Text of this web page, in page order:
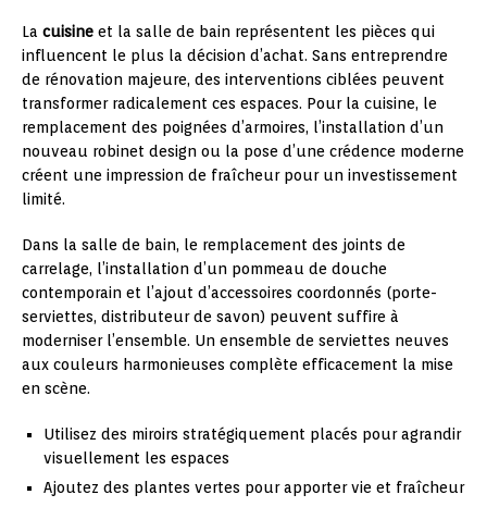
La cuisine et la salle de bain représentent les pièces qui
influencent le plus la décision d’achat. Sans entreprendre
de rénovation majeure, des interventions ciblées peuvent
transformer radicalement ces espaces. Pour la cuisine, le
remplacement des poignées d’armoires, l’installation d’un
nouveau robinet design ou la pose d’une crédence moderne
créent une impression de fraîcheur pour un investissement
limité.
Dans la salle de bain, le remplacement des joints de
carrelage, l’installation d’un pommeau de douche
contemporain et l’ajout d’accessoires coordonnés (porte-
serviettes, distributeur de savon) peuvent suffire à
moderniser l’ensemble. Un ensemble de serviettes neuves
aux couleurs harmonieuses complète efficacement la mise
en scène.
Utilisez des miroirs stratégiquement placés pour agrandir
visuellement les espaces
Ajoutez des plantes vertes pour apporter vie et fraîcheur